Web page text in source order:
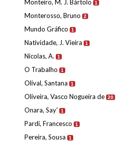
Monteiro, M. J. Bártolo 1
Monterosso, Bruno 2
Mundo Gráfico 1
Natividade, J. Vieira 1
Nicolas, A. 1
O Trabalho 1
Olival, Santana 1
Oliveira, Vasco Nogueira de 20
Onara, Say' 1
Pardi, Francesco 1
Pereira, Sousa 1